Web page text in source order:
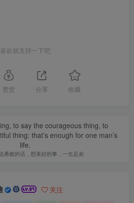
喜欢就支持一下吧
赞赏 分享 收藏
to say the courageous thing, to
thing: that’s enough for one man’s
life.
勇敢的话，想美好的事，一生足矣
关注